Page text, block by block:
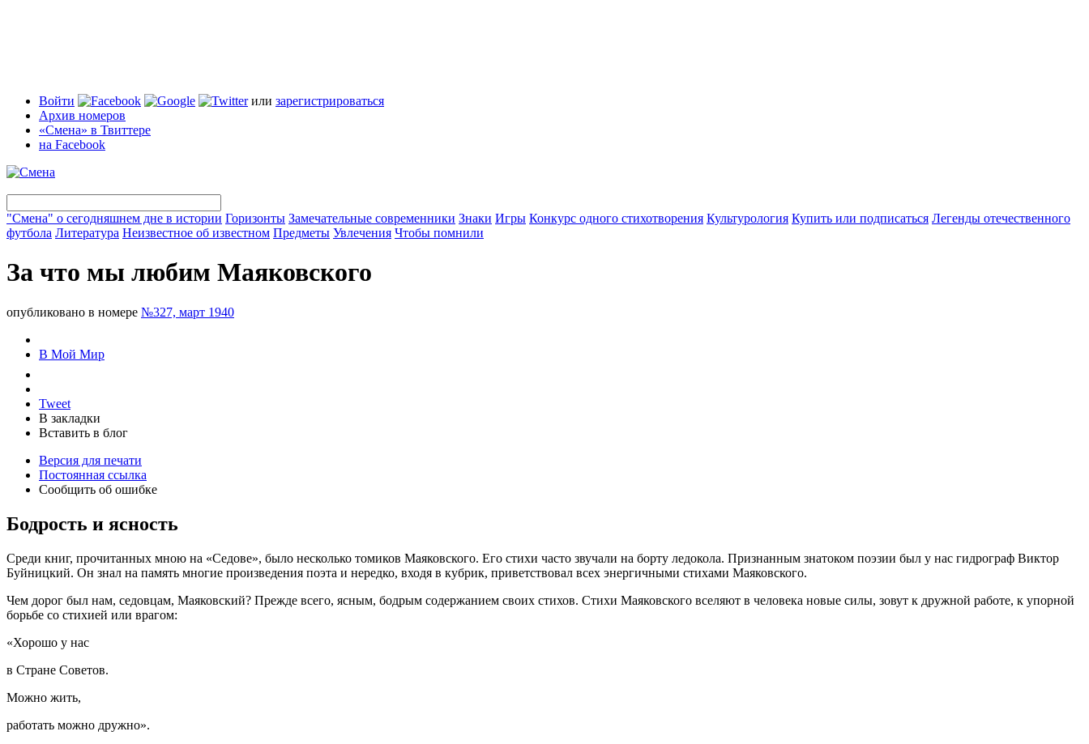
Войти или зарегистрироваться
Архив номеров
«Смена» в Твиттере
на Facebook
"Смена" о сегодняшнем дне в истории Горизонты Замечательные современники Знаки Игры Конкурс одного стихотворения Культурология Купить или подписаться Легенды отечественного
футбола Литература Неизвестное об известном Предметы Увлечения Чтобы помнили
За что мы любим Маяковского
опубликовано в номере №327, март 1940
В Мой Мир
Tweet
В закладки
Вставить в блог
Версия для печати
Постоянная ссылка
Сообщить об ошибке
Бодрость и ясность
Среди книг, прочитанных мною на «Седове», было несколько томиков Маяковского. Его стихи часто звучали на борту ледокола. Признанным знатоком поэзии был у нас гидрограф Виктор
Буйницкий. Он знал на память многие произведения поэта и нередко, входя в кубрик, приветствовал всех энергичными стихами Маяковского.
Чем дорог был нам, седовцам, Маяковский? Прежде всего, ясным, бодрым содержанием своих стихов. Стихи Маяковского вселяют в человека новые силы, зовут к дружной работе, к упорной
борьбе со стихией или врагом:
«Хорошо у нас
в Стране Советов.
Можно жить,
работать можно дружно».